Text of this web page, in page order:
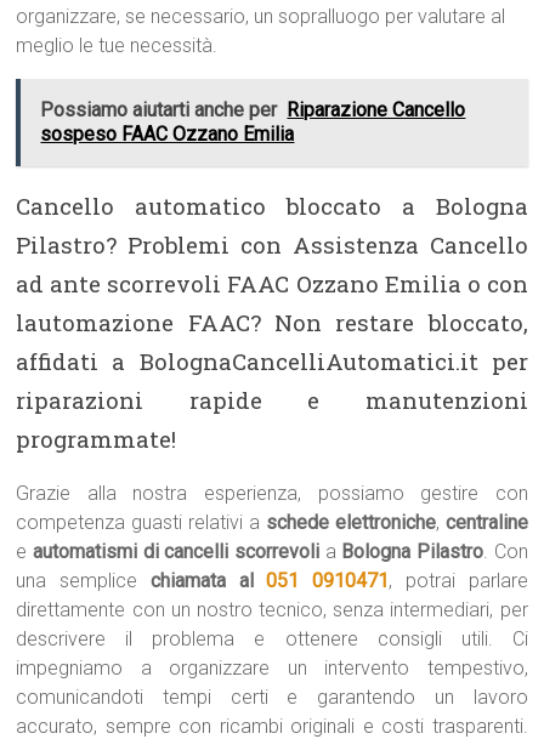
organizzare, se necessario, un sopralluogo per valutare al
meglio le tue necessità.
Possiamo aiutarti anche per Riparazione Cancello
sospeso FAAC Ozzano Emilia
Cancello automatico bloccato a Bologna
Pilastro? Problemi con Assistenza Cancello
ad ante scorrevoli FAAC Ozzano Emilia o con
lautomazione FAAC? Non restare bloccato,
affidati a BolognaCancelliAutomatici.it per
riparazioni rapide e manutenzioni
programmate!
Grazie alla nostra esperienza, possiamo gestire con
competenza guasti relativi a schede elettroniche, centraline
eautomatismi di cancelli scorrevoli a Bologna Pilastro. Con
una semplice chiamata al051 0910471, potrai parlare
direttamente con un nostro tecnico, senza intermediari, per
descrivere il problema e ottenere consigli utili. Ci
impegniamo a organizzare un intervento tempestivo,
comunicandoti tempi certi e garantendo un lavoro
accurato, sempre con ricambi originali e costi trasparenti.